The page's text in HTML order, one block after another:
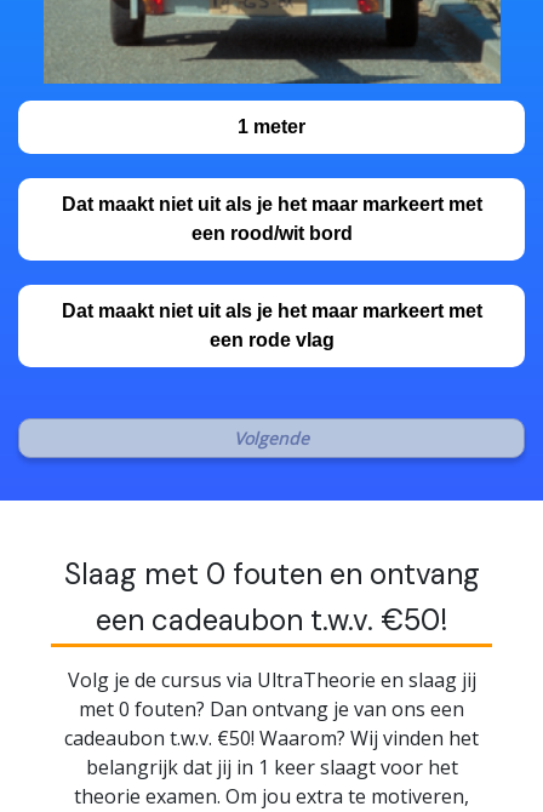
1 meter
Dat maakt niet uit als je het maar markeert met
een rood/wit bord
Dat maakt niet uit als je het maar markeert met
een rode vlag
Slaag met 0 fouten en ontvang
een cadeaubon t.w.v. €50!
Volg je de cursus via UltraTheorie en slaag jij
met 0 fouten? Dan ontvang je van ons een
cadeaubon t.w.v. €50! Waarom? Wij vinden het
belangrijk dat jij in 1 keer slaagt voor het
theorie examen. Om jou extra te motiveren,